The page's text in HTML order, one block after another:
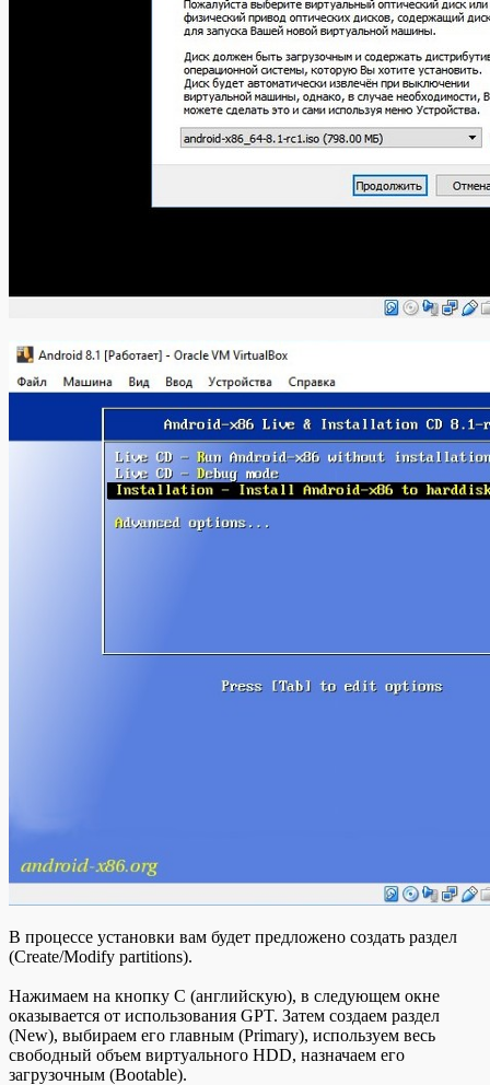
В процессе установки вам будет предложено создать раздел
(Create/Modify partitions).
Нажимаем на кнопку C (английскую), в следующем окне
оказывается от использования GPT. Затем создаем раздел
(New), выбираем его главным (Primary), используем весь
свободный объем виртуального HDD, назначаем его
загрузочным (Bootable).